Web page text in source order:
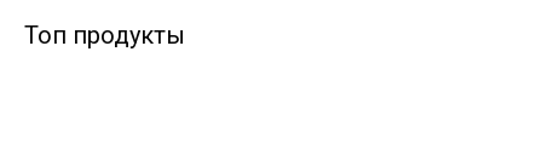
Топ продукты